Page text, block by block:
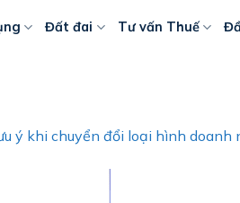
Đất đai Tư vấn Thuế
ý khi chuyển đổi loại hình doanh